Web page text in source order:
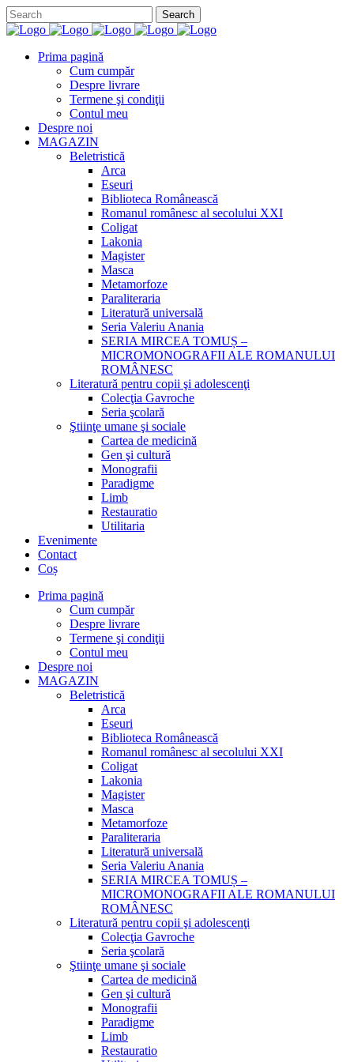
Prima pagină
Cum cumpăr
Despre livrare
Termene şi condiţii
Contul meu
Despre noi
MAGAZIN
Beletristică
Arca
Eseuri
Biblioteca Românească
Romanul românesc al secolului XXI
Coligat
Lakonia
Magister
Masca
Metamorfoze
Paraliteraria
Literatură universală
Seria Valeriu Anania
SERIA MIRCEA TOMUȘ –
MICROMONOGRAFII ALE ROMANULUI
ROMÂNESC
Literatură pentru copii şi adolescenţi
Colecţia Gavroche
Seria şcolară
Ştiinţe umane şi sociale
Cartea de medicină
Gen şi cultură
Monografii
Paradigme
Limb
Restauratio
Utilitaria
Evenimente
Contact
Coș
Prima pagină
Cum cumpăr
Despre livrare
Termene şi condiţii
Contul meu
Despre noi
MAGAZIN
Beletristică
Arca
Eseuri
Biblioteca Românească
Romanul românesc al secolului XXI
Coligat
Lakonia
Magister
Masca
Metamorfoze
Paraliteraria
Literatură universală
Seria Valeriu Anania
SERIA MIRCEA TOMUȘ –
MICROMONOGRAFII ALE ROMANULUI
ROMÂNESC
Literatură pentru copii şi adolescenţi
Colecţia Gavroche
Seria şcolară
Ştiinţe umane şi sociale
Cartea de medicină
Gen şi cultură
Monografii
Paradigme
Limb
Restauratio